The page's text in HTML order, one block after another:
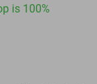
is 100%